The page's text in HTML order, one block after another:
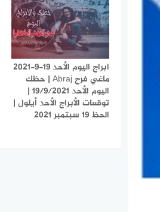
ابراج اليوم الأحد 19-9-2021
ماغي فرح Abraj | حظك
اليوم الأحد 19/9/2021 |
توقعات الأبراج الأحد أيلول |
الحظ 19 سبتمبر 2021